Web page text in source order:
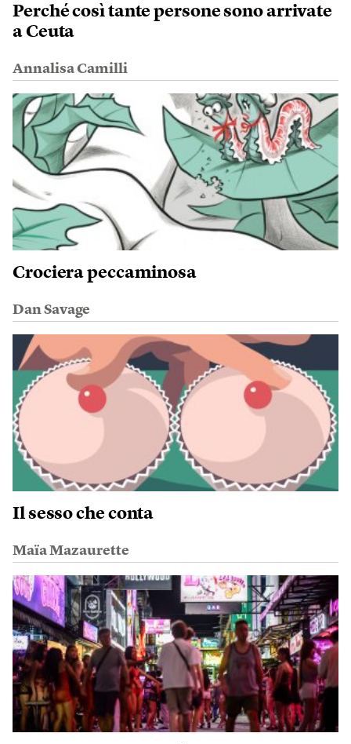
Perché così tante persone sono arrivate
a Ceuta
Annalisa Camilli
Crociera peccaminosa
Dan Savage
Il sesso che conta
Maïa Mazaurette